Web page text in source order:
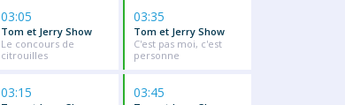
03:05
Tom et Jerry Show
Le concours de
citrouilles
03:15
03:35
Tom et Jerry Show
C'est pas moi, c'est
personne
03:45